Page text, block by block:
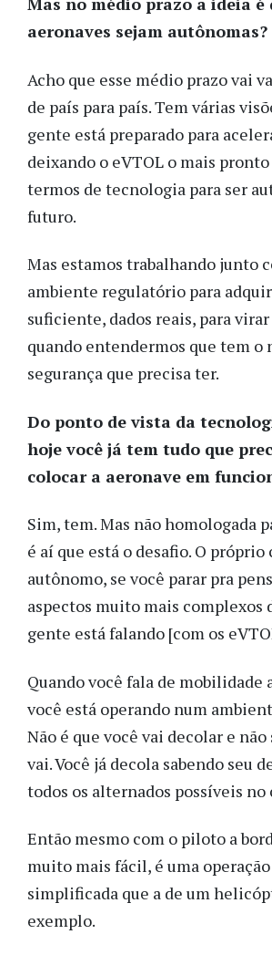
aeronaves sejam autônomas?
Acho que esse médio prazo vai
de país para país. Tem várias
gente está preparado para
deixando o eVTOL o mais
termos de tecnologia para ser
futuro.
Mas estamos trabalhando junto
ambiente regulatório para
suficiente, dados reais, para virar
quando entendermos que tem o
segurança que precisa ter.
Do ponto de vista da
hoje você já tem tudo que
colocar a aeronave em
Sim, tem. Mas não homologada
é aí que está o desafio. O próprio
autônomo, se você parar pra
aspectos muito mais complexos
gente está falando [com os
Quando você fala de mobilidade
você está operando num
Não é que você vai decolar e não
vai. Você já decola sabendo seu
todos os alternados possíveis no
Então mesmo com o piloto a
muito mais fácil, é uma
simplificada que a de um
exemplo.